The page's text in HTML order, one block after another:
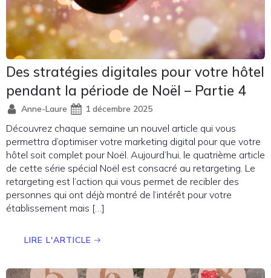
Des stratégies digitales pour votre hôtel
pendant la période de Noël – Partie 4
Anne-Laure 1 décembre 2025
Découvrez chaque semaine un nouvel article qui vous
permettra d’optimiser votre marketing digital pour que votre
hôtel soit complet pour Noël. Aujourd’hui, le quatrième article
de cette série spécial Noël est consacré au retargeting. Le
retargeting est l’action qui vous permet de recibler des
personnes qui ont déjà montré de l’intérêt pour votre
établissement mais […]
LIRE L'ARTICLE